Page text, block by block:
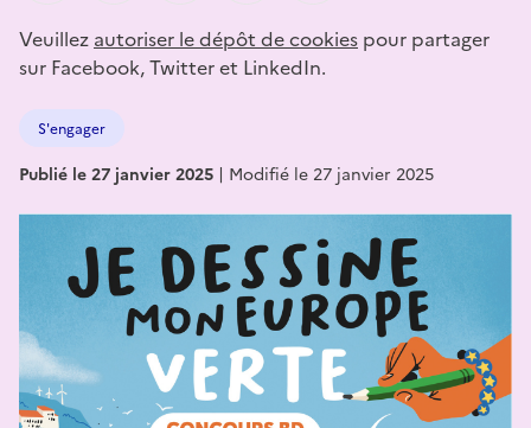
Veuillez autoriser le dépôt de cookies pour partager
sur Facebook, Twitter et LinkedIn.
S'engager
Publié le 27 janvier 2025 | Modifié le 27 janvier 2025